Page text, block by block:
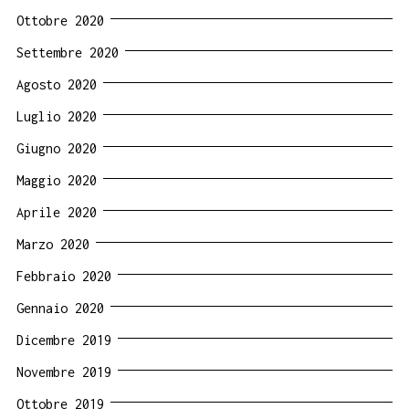
Ottobre 2020
Settembre 2020
Agosto 2020
Luglio 2020
Giugno 2020
Maggio 2020
Aprile 2020
Marzo 2020
Febbraio 2020
Gennaio 2020
Dicembre 2019
Novembre 2019
Ottobre 2019